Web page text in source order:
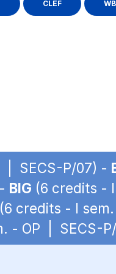
CLEF
| SECS-P/07) -
BIG (6 credits - I
(6 credits - I sem.
- OP | SECS-